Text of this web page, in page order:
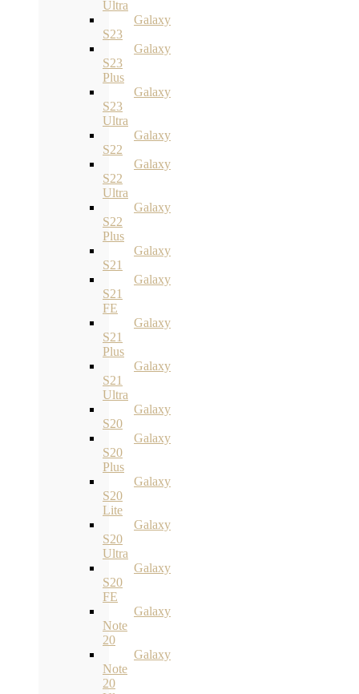
Ultra
Galaxy
S23
Galaxy
S23
Plus
Galaxy
S23
Ultra
Galaxy
S22
Galaxy
S22
Ultra
Galaxy
S22
Plus
Galaxy
S21
Galaxy
S21
FE
Galaxy
S21
Plus
Galaxy
S21
Ultra
Galaxy
S20
Galaxy
S20
Plus
Galaxy
S20
Lite
Galaxy
S20
Ultra
Galaxy
S20
FE
Galaxy
Note
20
Galaxy
Note
20